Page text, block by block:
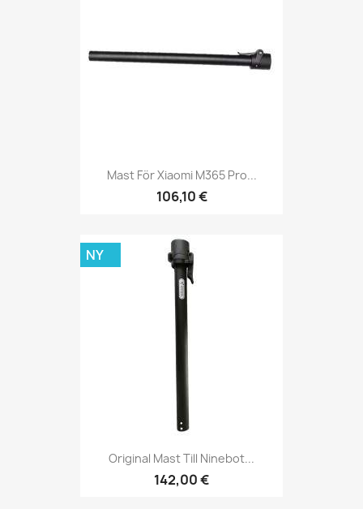
Mast För Xiaomi M365 Pro...
106,10 €
Original Mast Till Ninebot...
142,00 €
NY